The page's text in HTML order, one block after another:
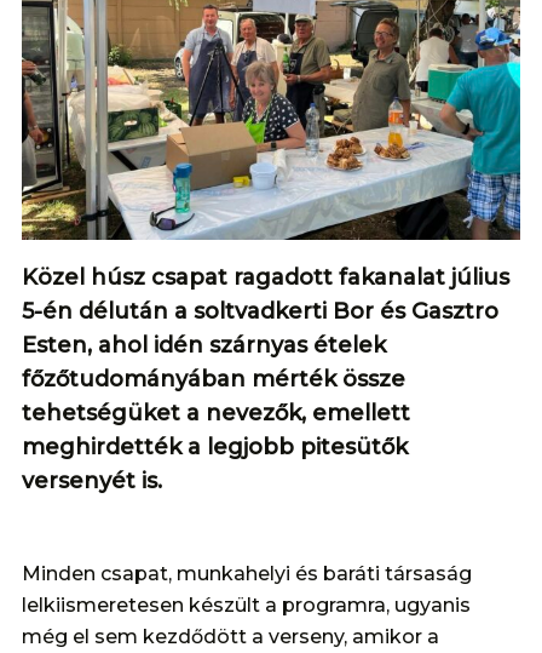
Közel húsz csapat ragadott fakanalat július
5-én délután a soltvadkerti Bor és Gasztro
Esten, ahol idén szárnyas ételek
főzőtudományában mérték össze
tehetségüket a nevezők, emellett
meghirdették a legjobb pitesütők
versenyét is.
Minden csapat, munkahelyi és baráti társaság
lelkiismeretesen készült a programra, ugyanis
még el sem kezdődött a verseny, amikor a